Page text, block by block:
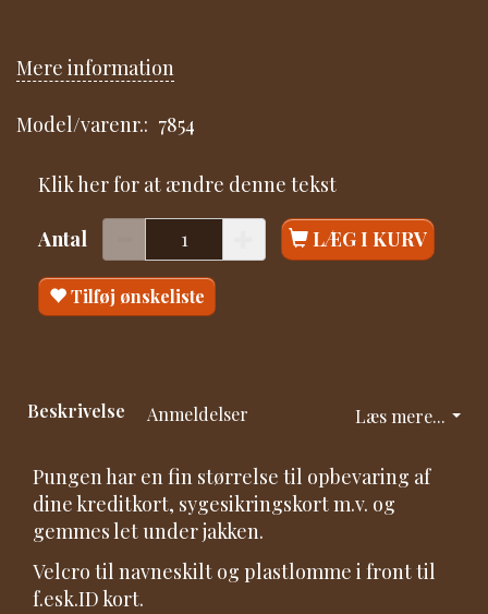
Mere information
Model/varenr.: 7854
Klik her for at ændre denne tekst
Antal LÆG I KURV
Tilføj ønskeliste
Læs mere...
Beskrivelse Anmeldelser
Pungen har en fin størrelse til opbevaring af
dine kreditkort, sygesikringskort m.v. og
gemmes let under jakken.
Velcro til navneskilt og plastlomme i front til
f.esk.ID kort.